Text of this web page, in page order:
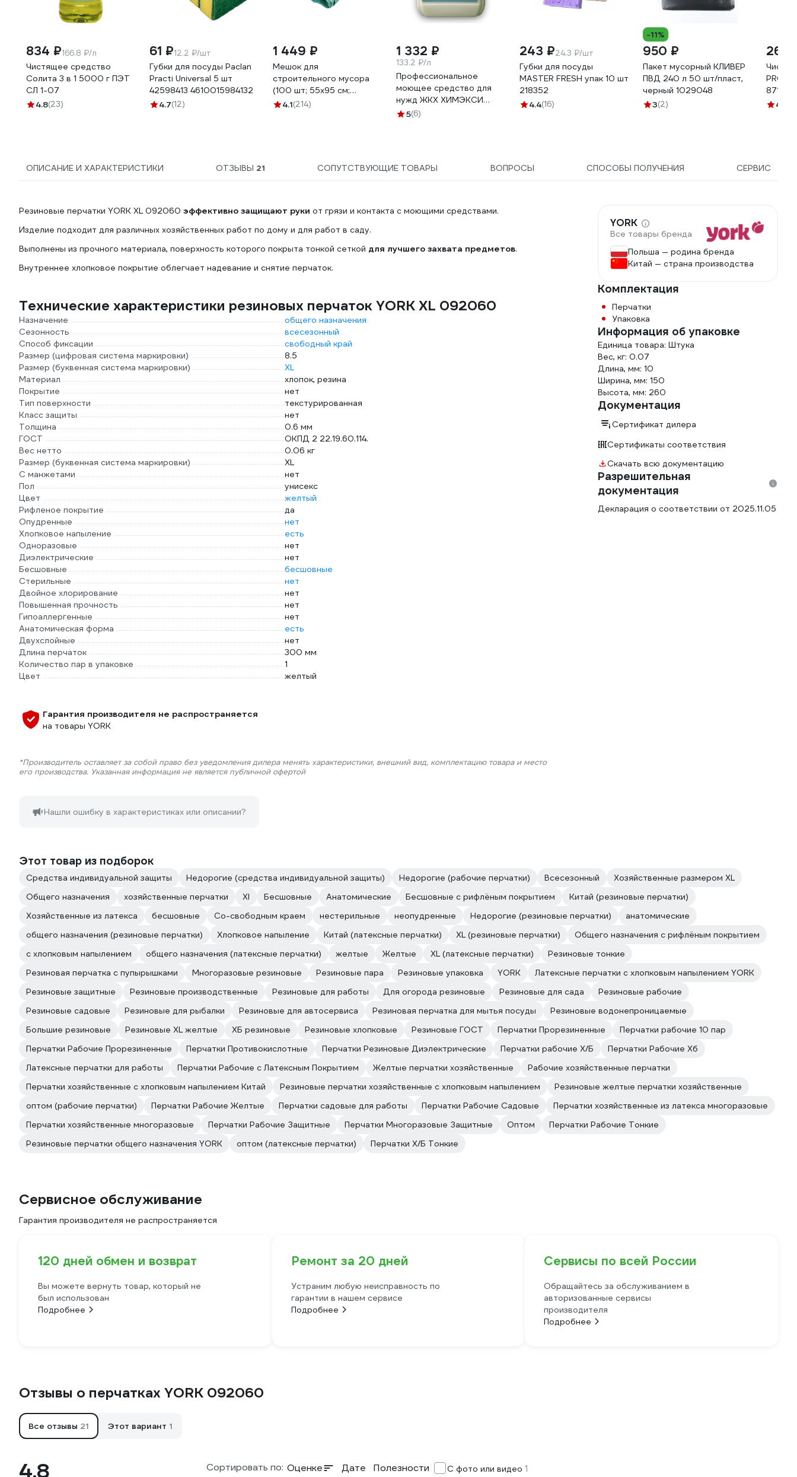
834 ₽166.8 ₽/л
Чистящее средство
Солита 3 в 1 5000 г ПЭТ
СЛ 1-07
4.8(23)
61 ₽12.2 ₽/шт
Губки для посуды Paclan
Practi Universal 5 шт
42598413 4610015984132
4.7(12)
1 449 ₽
Мешок для
строительного мусора
(100 шт; 55х95 см;
зеленый) Gigant 12-004
4.1(214)
1 332 ₽
133.2 ₽/л
Профессиональное
моющее средство для
нужд ЖКХ ХИМЭКСИ
Торнадо 10 л 18001
5(6)
243 ₽24.3 ₽/шт
Губки для посуды
MASTER FRESH упак 10 шт
218352
4.4(16)
-11%
950 ₽
Пакет мусорный КЛИВЕР
ПВД 240 л 50 шт/пласт,
черный 1029048
3(2)
265
4.7
ОПИСАНИЕ И ХАРАКТЕРИСТИКИ ОТЗЫВЫ 21 СОПУТСТВУЮЩИЕ ТОВАРЫ ВОПРОСЫ СПОСОБЫ ПОЛУЧЕНИЯ СЕРВИС
Резиновые перчатки YORK XL 092060 эффективно защищают руки от грязи и контакта с моющими средствами.
Изделие подходит для различных хозяйственных работ по дому и для работ в саду.
Выполнены из прочного материала, поверхность которого покрыта тонкой сеткой для лучшего захвата предметов.
Внутреннее хлопковое покрытие облегчает надевание и снятие перчаток.
Технические характеристики резиновых перчаток YORK XL 092060
Назначение
общего назначения
Сезонность
всесезонный
Способ фиксации
свободный край
Размер (цифровая система маркировки)
8.5
Размер (буквенная система маркировки)
XL
Материал
хлопок, резина
Покрытие
нет
Тип поверхности
текстурированная
Класс защиты
нет
Толщина
0.6 мм
ГОСТ
ОКПД 2 22.19.60.114.
Вес нетто
0.06 кг
Размер (буквенная система маркировки)
XL
С манжетами
нет
Пол
унисекс
Цвет
желтый
Рифленое покрытие
да
Опудренные
нет
Хлопковое напыление
есть
Одноразовые
нет
Диэлектрические
нет
Бесшовные
бесшовные
Стерильные
нет
Двойное хлорирование
нет
Повышенная прочность
нет
Гипоаллергенные
нет
Анатомическая форма
есть
Двухслойные
нет
Длина перчаток
300 мм
Количество пар в упаковке
1
Цвет
желтый
Гарантия производителя не распространяется
на товары YORK
*Производитель оставляет за собой право без уведомления дилера менять характеристики, внешний вид, комплектацию товара и место
его производства. Указанная информация не является публичной офертой
Нашли ошибку в характеристиках или описании?
YORK
Все товары бренда
Польша — родина бренда
Китай — страна производства
Комплектация
Перчатки
Упаковка
Информация об упаковке
Единица товара: Штука
Вес, кг: 0.07
Длина, мм: 10
Ширина, мм: 150
Высота, мм: 260
Документация
Сертификат дилера
Сертификаты соответствия
Скачать всю документацию
Разрешительная
документация
Декларация о соответствии от 2025.11.05
Этот товар из подборок
Средства индивидуальной защиты Недорогие (средства индивидуальной защиты) Недорогие (рабочие перчатки) Всесезонный
Хозяйственные размером XL
Общего назначения
хозяйственные перчатки Xl Бесшовные Анатомические Бесшовные с рифлёным покрытием
Китай (резиновые перчатки)
Хозяйственные из латекса
бесшовные Со-свободным краем нестерильные неопудренные Недорогие (резиновые перчатки)
анатомические
общего назначения (резиновые перчатки)
Хлопковое напыление Китай (латексные перчатки) XL (резиновые перчатки)
Общего назначения с рифлёным покрытием
с хлопковым напылением
общего назначения (латексные перчатки) желтые Желтые XL (латексные перчатки)
Резиновые тонкие
Резиновая перчатка с пупырышками
Многоразовые резиновые Резиновые пара Резиновые упаковка YORK
Латексные перчатки с хлопковым напылением YORK
Резиновые защитные
Резиновые производственные Резиновые для работы Для огорода резиновые Резиновые для сада
Резиновые рабочие
Резиновые садовые
Резиновые для рыбалки Резиновые для автосервиса Резиновая перчатка для мытья посуды
Резиновые водонепроницаемые
Большие резиновые
Резиновые XL желтые ХБ резиновые Резиновые хлопковые Резиновые ГОСТ Перчатки Прорезиненные
Перчатки рабочие 10 пар
Перчатки Рабочие Прорезиненные
Перчатки Противокислотные Перчатки Резиновые Диэлектрические Перчатки рабочие Х/Б
Перчатки Рабочие Хб
Латексные перчатки для работы
Перчатки Рабочие с Латексным Покрытием Желтые перчатки хозяйственные
Рабочие хозяйственные перчатки
Перчатки хозяйственные с хлопковым напылением Китай
Резиновые перчатки хозяйственные с хлопковым напылением
Резиновые желтые перчатки хозяйственные
оптом (рабочие перчатки)
Перчатки Рабочие Желтые Перчатки садовые для работы Перчатки Рабочие Садовые
Перчатки хозяйственные из латекса многоразовые
Перчатки хозяйственные многоразовые
Перчатки Рабочие Защитные Перчатки Многоразовые Защитные Оптом
Перчатки Рабочие Тонкие
Резиновые перчатки общего назначения YORK
оптом (латексные перчатки) Перчатки Х/Б Тонкие
Сервисное обслуживание
Гарантия производителя не распространяется
120 дней обмен и возврат
Вы можете вернуть товар, который не
был использован
Подробнее
Ремонт за 20 дней
Устраним любую неисправность по
гарантии в нашем сервисе
Подробнее
Сервисы по всей России
Обращайтесь за обслуживанием в
авторизованные сервисы
производителя
Подробнее
Отзывы о перчатках YORK 092060
Все отзывы 21 Этот вариант 1
4.8 Сортировать по: Оценке Дате Полезности С фото или видео 1